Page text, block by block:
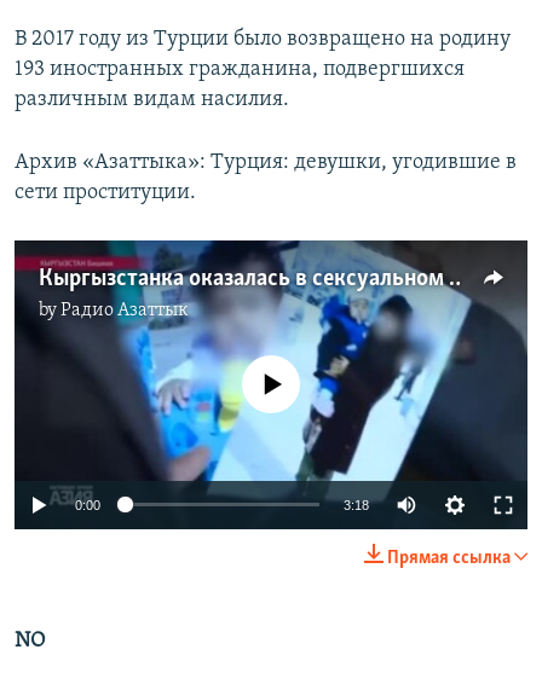
В 2017 году из Турции было возвращено на родину
193 иностранных гражданина, подвергшихся
различным видам насилия.
Архив «Азаттыка»: Турция: девушки, угодившие в
сети проституции.
Кыргызстанка оказалась в сексуальном рабстве в Дубае
byРадио Азаттык
No media source currently available
0:00 3:18
Прямая ссылка
NO